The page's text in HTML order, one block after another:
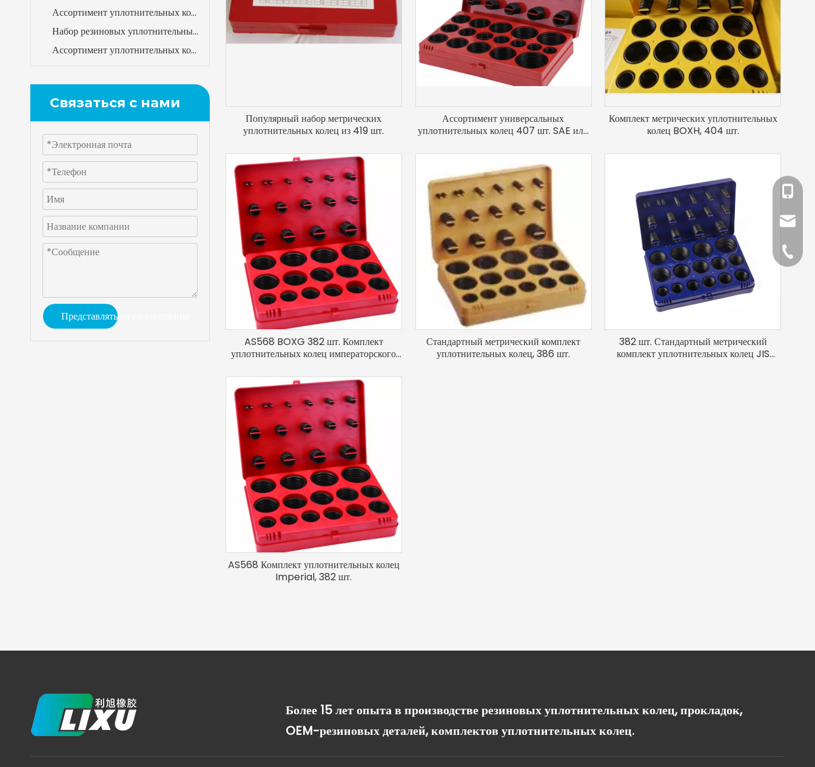
Ассортимент уплотнительных колец зеленого цвета, 419 шт., 32 размера, комплект для системы кондиционирования
Набор резиновых уплотнительных колец зеленого цвета HNBR, 270 шт., для ремонта кондиционеров и кондиционеров
Ассортимент уплотнительных колец, 419 шт., дюймовые размеры
Связаться с нами
Представлять на рассмотрение
Популярный набор метрических
уплотнительных колец из 419 шт.
Ассортимент универсальных
уплотнительных колец 407 шт. SAE или
Комплект метрических уплотнительных
колец BOXH, 404 шт.
AS568 BOXG 382 шт. Комплект
уплотнительных колец императорского
Стандартный метрический комплект
уплотнительных колец, 386 шт.
382 шт. Стандартный метрический
комплект уплотнительных колец JIS
AS568 Комплект уплотнительных колец
Imperial, 382 шт.
Более 15 лет опыта в производстве резиновых уплотнительных колец, прокладок,
OEM-резиновых деталей, комплектов уплотнительных колец.
+86-
+86-